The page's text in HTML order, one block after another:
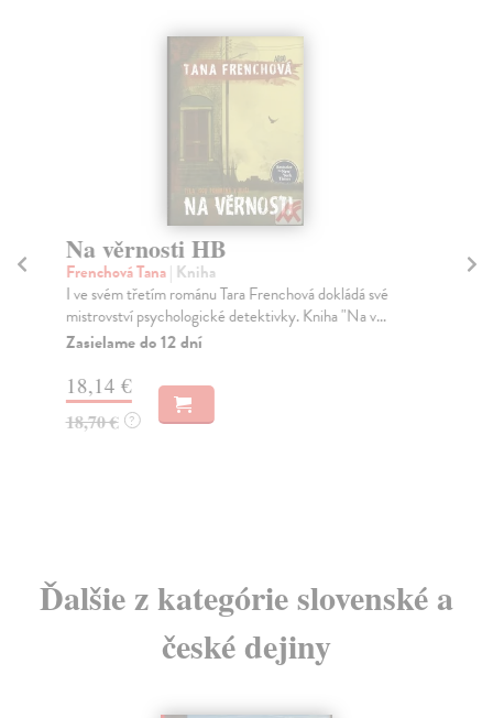
Na věrnosti HB
Frenchová Tana| Kniha
I ve svém třetím románu Tara Frenchová dokládá své
mistrovství psychologické detektivky. Kniha "Na v...
Zasielame do 12 dní
18,14 €
18,70 € ?
Ďalšie z kategórie slovenské a
české dejiny